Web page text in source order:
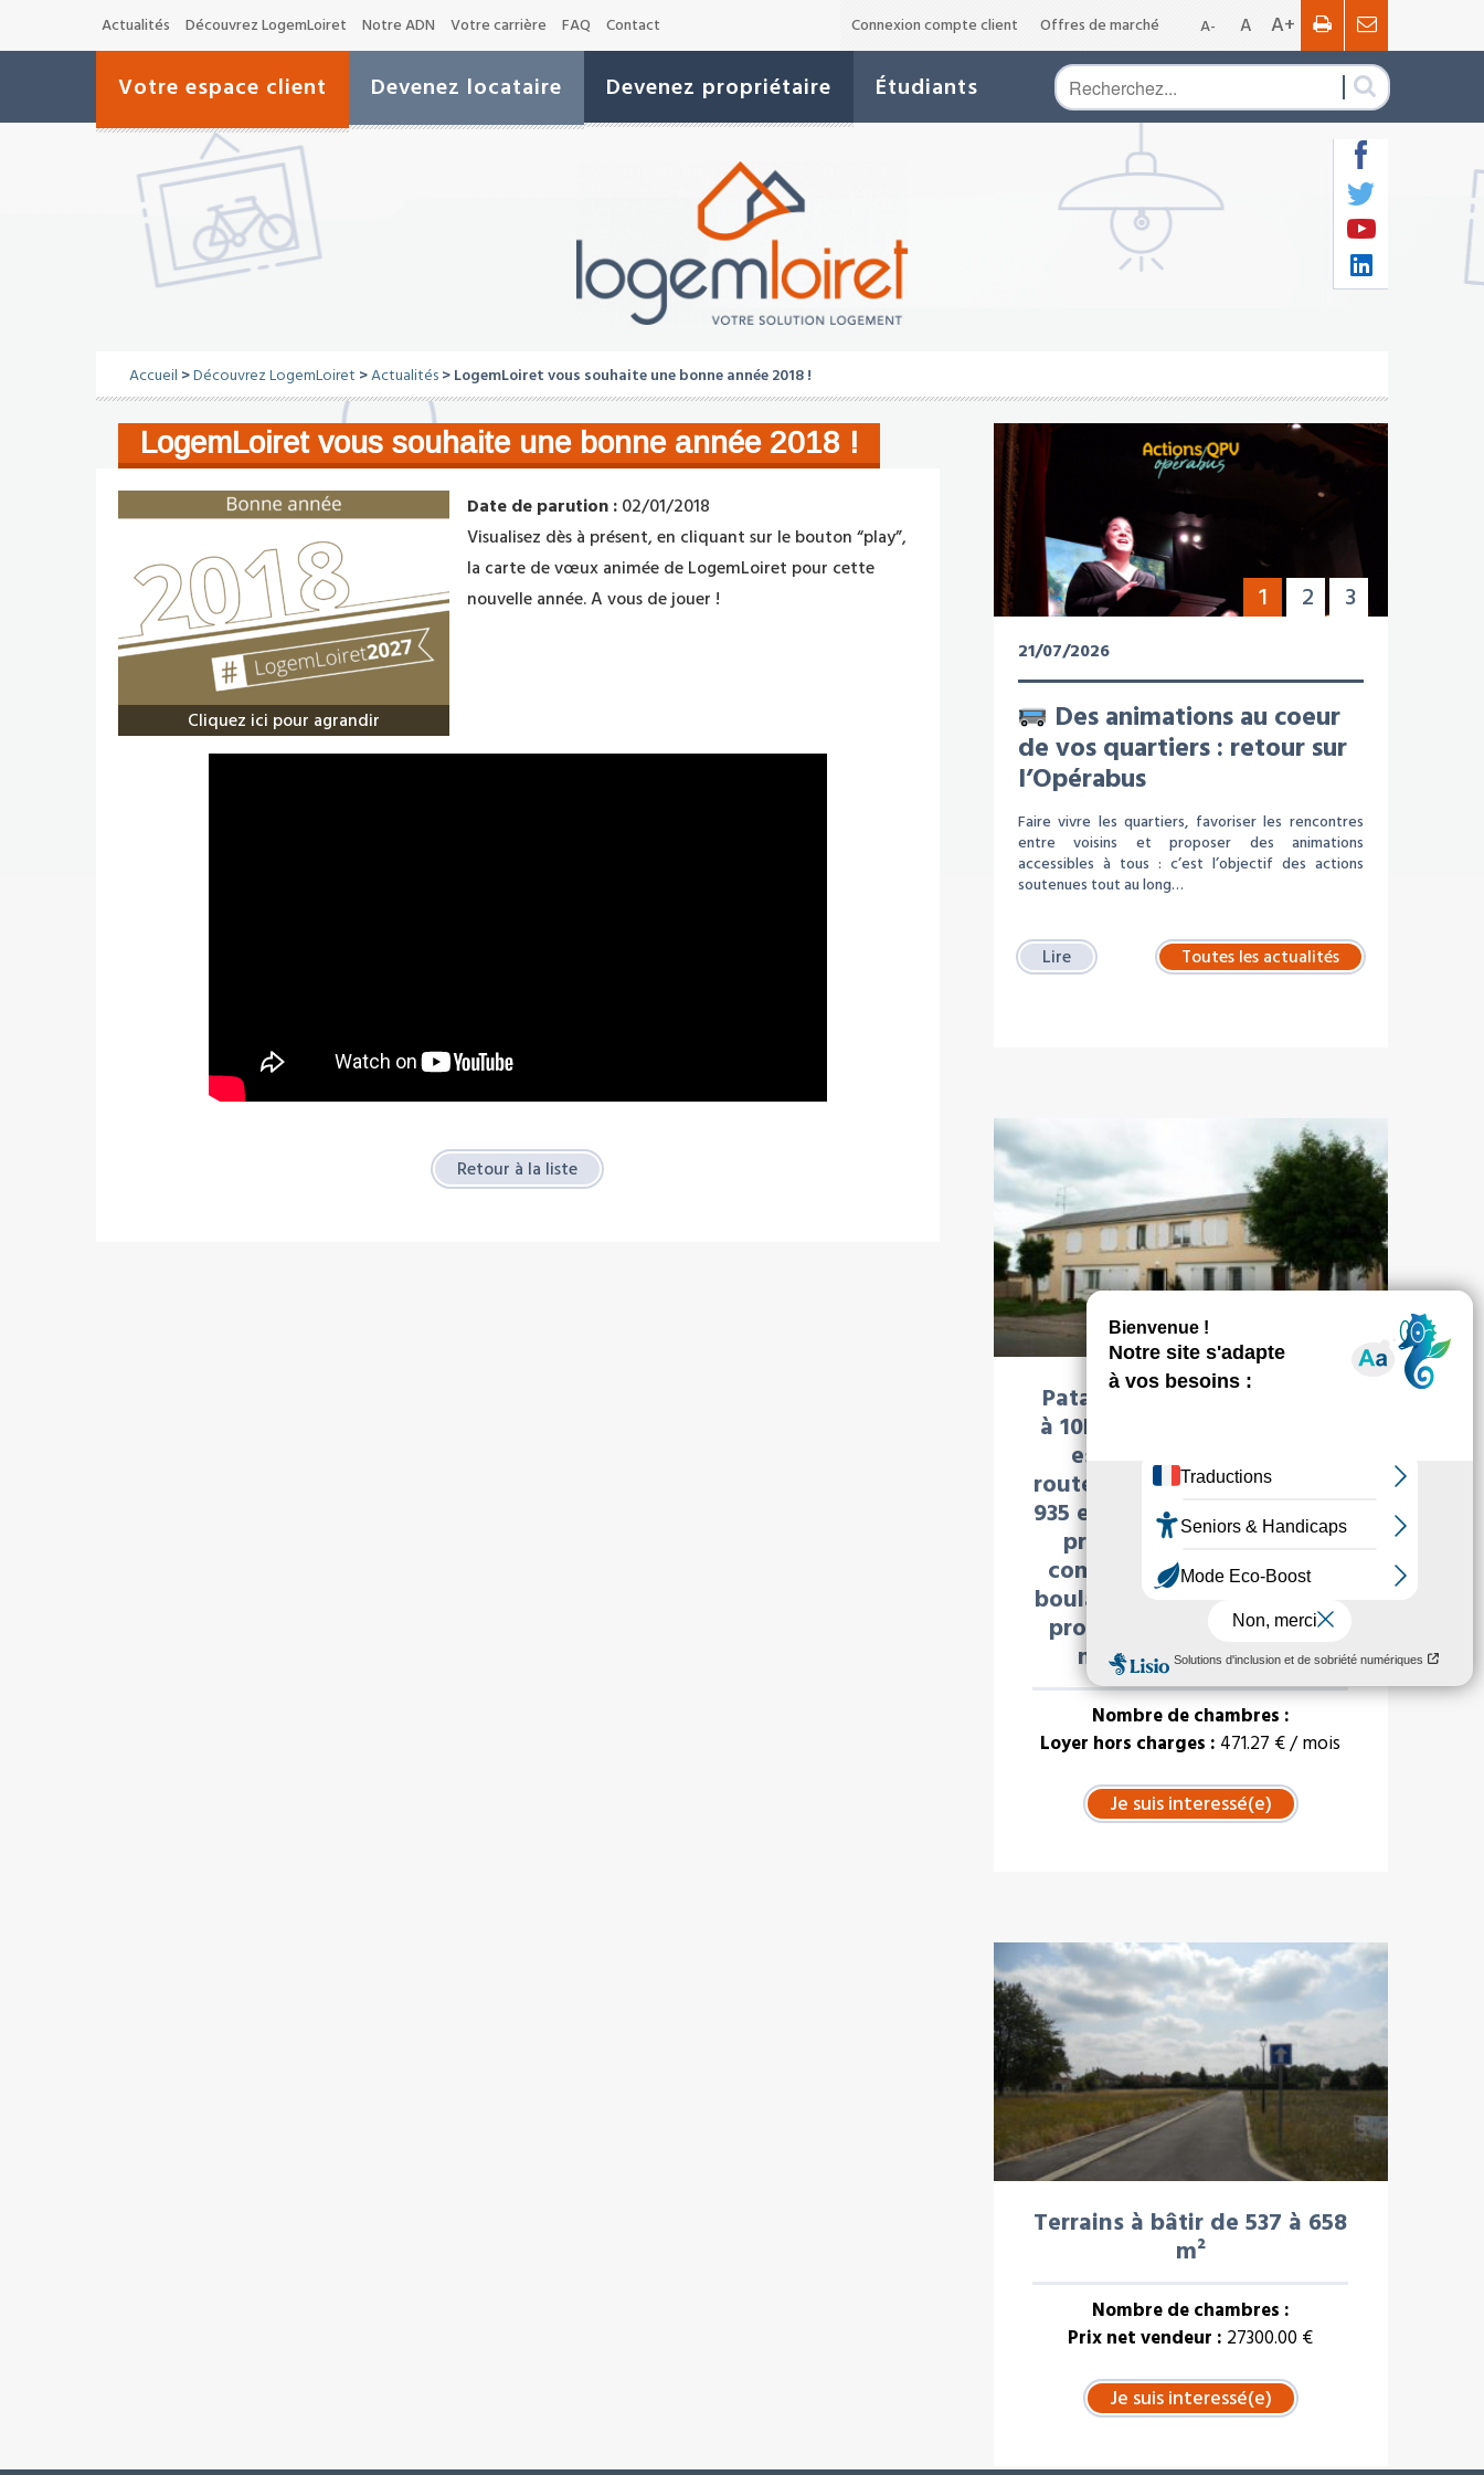
Actualités Découvrez LogemLoiret Notre ADN Votre carrière FAQ Contact A- A A+
Connexion compte client Offres de marché
Votre espace client Devenez locataire Devenez propriétaire Étudiants
Accueil >Découvrez LogemLoiret >Actualités > LogemLoiret vous souhaite une bonne année 2018 !
LogemLoiret vous souhaite une bonne année 2018 !
Cliquez ici pour agrandir
Date de parution : 02/01/2018
Visualisez dès à présent, en cliquant sur le bouton “play”,
la carte de vœux animée de LogemLoiret pour cette
nouvelle année. A vous de jouer !
Retour à la liste
1 2 3
21/07/2026
Des animations au coeur
de vos quartiers : retour sur
l’Opérabus
Faire vivre les quartiers, favoriser les rencontres
entre voisins et proposer des animations
accessibles à tous : c’est l’objectif des actions
soutenues tout au long…
Lire Toutes les actualités
Patay à 17km d’’Orléans et
à 10km de la base de Bricy,
est traversé par deux
routes départementales (RD
935 et RD5). Cette commune
présente de nombreux
commerces (Intermarché,
boulangeries, et services de
proximité (école, collège,
médecin, pharmacie
Nombre de chambres :
Loyer hors charges : 471.27 € / mois
Terrains à bâtir de 537 à 658
m²
Nombre de chambres :
Prix net vendeur : 27300.00 €